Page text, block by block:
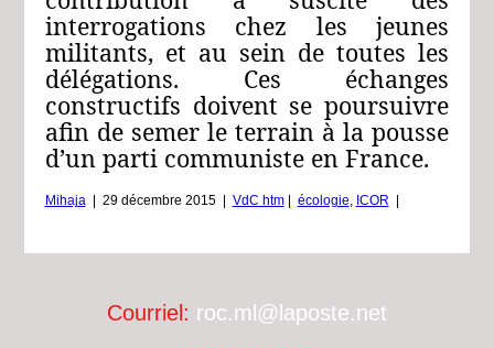
interrogations chez les jeunes
militants, et au sein de toutes les
délégations. Ces échanges
constructifs doivent se poursuivre
afin de semer le terrain à la pousse
d’un parti communiste en France.
Mihaja 29 décembre 2015 VdC htm écologie ICOR
Courriel: roc.ml@laposte.net